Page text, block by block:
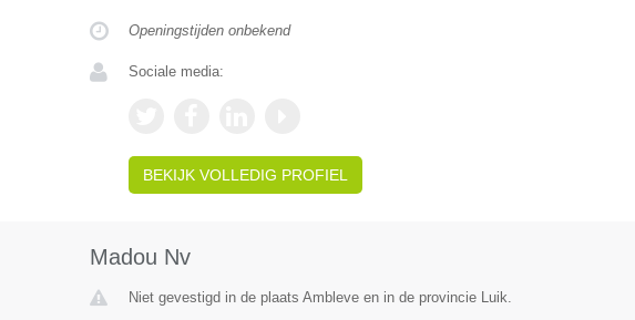
Openingstijden onbekend
Sociale media:
BEKIJK VOLLEDIG PROFIEL
Madou Nv
Niet gevestigd in de plaats Ambleve en in de provincie Luik.